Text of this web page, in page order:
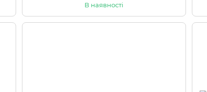
В наявності